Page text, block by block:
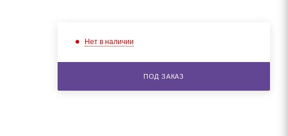
Нет в наличии
ПОД ЗАКАЗ